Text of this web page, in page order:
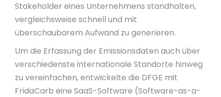
Stakeholder eines Unternehmens standhalten,
vergleichsweise schnell und mit
überschaubarem Aufwand zu generieren.
Um die Erfassung der Emissionsdaten auch über
verschiedenste internationale Standorte hinweg
zu vereinfachen, entwickelte die DFGE mit
FridaCarb eine SaaS-Software (Software-as-a-